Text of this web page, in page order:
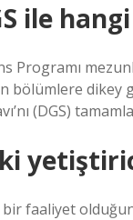
ile
Programı
dikey
(DGS)
faaliyet